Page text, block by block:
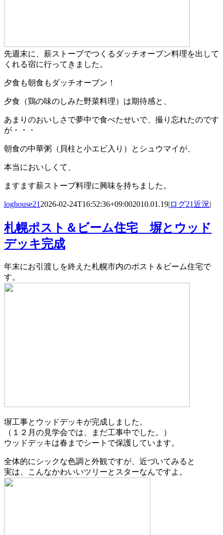
先週末に、薪ストーブでつくるダッチオーブン料理を出して
くれる宿に行ってきました。
夕食も朝食もダッチオーブン！
夕食（鶏の味のしみた野菜料理）は期待感と、
あまりのおいしさで夢中で食べたせいで、撮り忘れたのです
が・・・
朝食の中華粥（貝柱と小エビ入り）とシュウマイが、
本当においしくて、
ますます薪ストーブ料理に興味を持ちました。
loghouse21 2026-02-24T16:52:36+09:002010.01.19| ログ21近況|
札幌ポスト＆ビーム住宅 塀とウッド
デッキ完成
年末にお引渡しを終えた札幌市内のポスト＆ビーム住宅で
す。
塀工事とウッドデッキが完成しました。
（１２月の見学会では、まだ工事中でした。）
ウッドデッキは春までシートで保護しています。
全体的にシックな色調と外観ですが、近づいてみると
実は、こんなかわいいツリーとスターなんですよ。